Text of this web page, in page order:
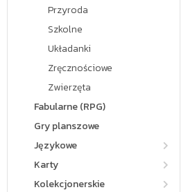
Przyroda
Szkolne
Układanki
Zręcznościowe
Zwierzęta
Fabularne (RPG)
Gry planszowe
Językowe
Karty
Kolekcjonerskie